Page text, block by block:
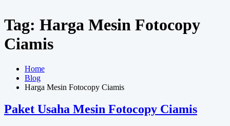
Tag: Harga Mesin Fotocopy
Ciamis
Home
Blog
Harga Mesin Fotocopy Ciamis
Paket Usaha Mesin Fotocopy Ciamis